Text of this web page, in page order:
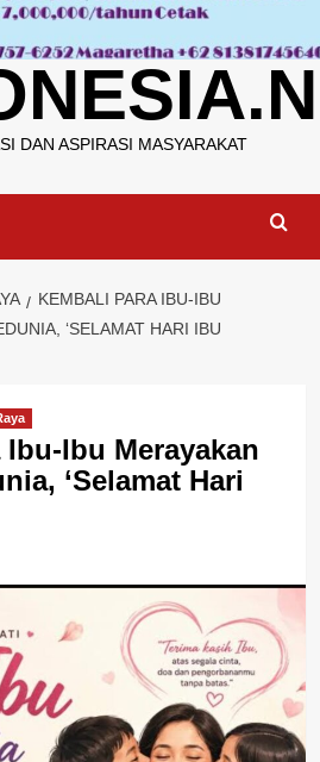
DAN ASPIRASI MASYARAKAT
KEMBALI PARA IBU-IBU
‘SELAMAT HARI IBU
Ibu Merayakan
‘Selamat Hari